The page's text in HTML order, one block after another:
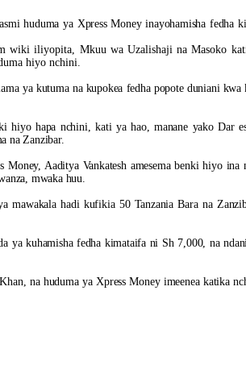
huduma ya Xpress Money inayohamisha fedha
wiki iliyopita, Mkuu wa Uzalishaji na Masoko
hiyo nchini.
ya kutuma na kupokea fedha popote duniani
hiyo hapa nchini, kati ya hao, manane yako Dar
na Zanzibar.
Aaditya Vankatesh amesema benki hiyo ina
mwaka huu.
mawakala hadi kufikia 50 Tanzania Bara na
ya kuhamisha fedha kimataifa ni Sh 7,000, na
na huduma ya Xpress Money imeenea katika